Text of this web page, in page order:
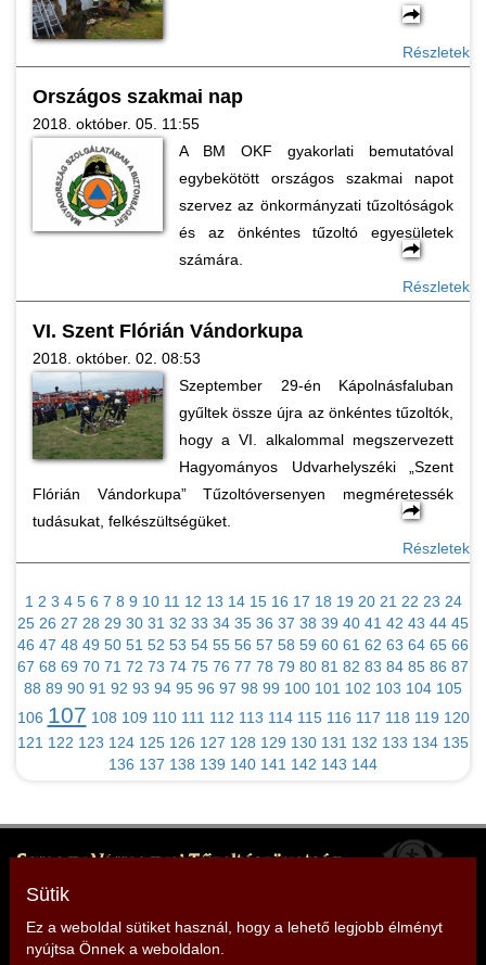
Részletek
Országos szakmai nap
2018. október. 05. 11:55
A BM OKF gyakorlati bemutatóval
egybekötött országos szakmai napot
szervez az önkormányzati tűzoltóságok
és az önkéntes tűzoltó egyesületek
számára.
Részletek
VI. Szent Flórián Vándorkupa
2018. október. 02. 08:53
Szeptember 29-én Kápolnásfaluban
gyűltek össze újra az önkéntes tűzoltók,
hogy a VI. alkalommal megszervezett
Hagyományos Udvarhelyszéki „Szent
Flórián Vándorkupa” Tűzoltóversenyen megméretessék
tudásukat, felkészültségüket.
Részletek
1 2 3 4 5 6 7 8 9 10 11 12 13 14 15 16 17 18 19 20 21 22 23 24
25 26 27 28 29 30 31 32 33 34 35 36 37 38 39 40 41 42 43 44 45
46 47 48 49 50 51 52 53 54 55 56 57 58 59 60 61 62 63 64 65 66
67 68 69 70 71 72 73 74 75 76 77 78 79 80 81 82 83 84 85 86 87
88 89 90 91 92 93 94 95 96 97 98 99 100 101 102 103 104 105
106 107 108 109 110 111 112 113 114 115 116 117 118 119 120
121 122 123 124 125 126 127 128 129 130 131 132 133 134 135
136 137 138 139 140 141 142 143 144
Somogy Vármegyei Tűzoltószövetség
Cím: 7400 Kaposvár, Somssich P. u. 7.
Sütik
Ez a weboldal sütiket használ, hogy a lehető legjobb élményt
nyújtsa Önnek a weboldalon.